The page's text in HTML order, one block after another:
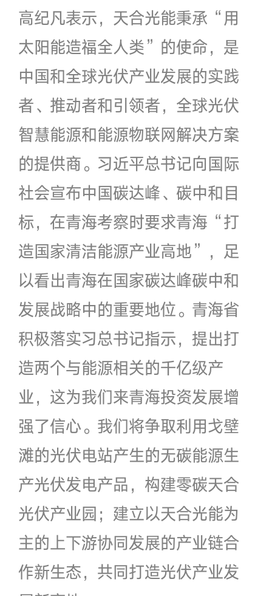
高纪凡表示，天合光能秉承“用
太阳能造福全人类”的使命，是
中国和全球光伏产业发展的实践
者、推动者和引领者，全球光伏
智慧能源和能源物联网解决方案
的提供商。习近平总书记向国际
社会宣布中国碳达峰、碳中和目
标，在青海考察时要求青海“打
造国家清洁能源产业高地”，足
以看出青海在国家碳达峰碳中和
发展战略中的重要地位。青海省
积极落实习总书记指示，提出打
造两个与能源相关的千亿级产
业，这为我们来青海投资发展增
强了信心。我们将争取利用戈壁
滩的光伏电站产生的无碳能源生
产光伏发电产品，构建零碳天合
光伏产业园；建立以天合光能为
主的上下游协同发展的产业链合
作新生态，共同打造光伏产业发